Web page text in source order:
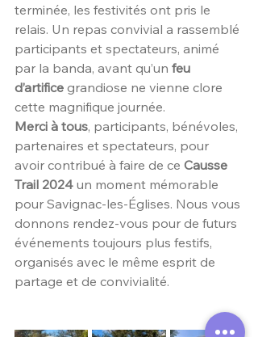
terminée, les festivités ont pris le
relais. Un repas convivial a rassemblé
participants et spectateurs, animé
par la banda, avant qu’un feu
d’artifice grandiose ne vienne clore
cette magnifique journée.
Merci à tous, participants, bénévoles,
partenaires et spectateurs, pour
avoir contribué à faire de ce Causse
Trail 2024 un moment mémorable
pour Savignac-les-Églises. Nous vous
donnons rendez-vous pour de futurs
événements toujours plus festifs,
organisés avec le même esprit de
partage et de convivialité.